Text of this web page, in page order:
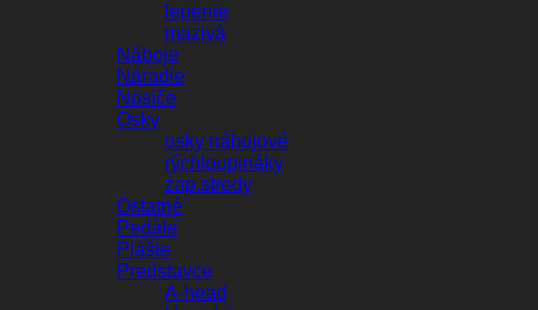
lepenie
mazivá
Náboje
Náradie
Nosiče
Osky
osky nábojové
rýchloupináky
zap.stredy
Ostatné
Pedále
Plášte
Predstavce
A-head